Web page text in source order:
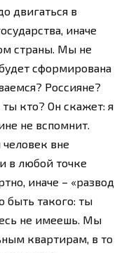
двигаться в
иначе
страны. Мы не
сформирована
Россияне?
кто? Он скажет: я
не вспомнит.
человек вне
в любой точке
иначе – «развод
быть такого: ты
не имеешь. Мы
квартирам, в то